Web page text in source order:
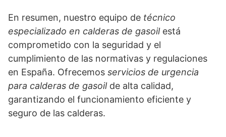
En resumen, nuestro equipo de técnico
especializado en calderas de gasoilestá
comprometido con la seguridad y el
cumplimiento de las normativas y regulaciones
en España. Ofrecemos servicios de urgencia
para calderas de gasoilde alta calidad,
garantizando el funcionamiento eficiente y
seguro de las calderas.